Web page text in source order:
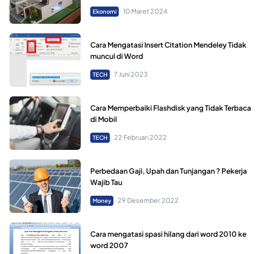
Ekonomi 10 Maret 2024
Cara Mengatasi Insert Citation Mendeley Tidak
muncul di Word
TECH 7 Juni 2023
Cara Memperbaiki Flashdisk yang Tidak Terbaca
di Mobil
TECH 22 Februari 2022
Perbedaan Gaji, Upah dan Tunjangan ? Pekerja
Wajib Tau
Money 29 Desember 2022
Cara mengatasi spasi hilang dari word 2010 ke
word 2007